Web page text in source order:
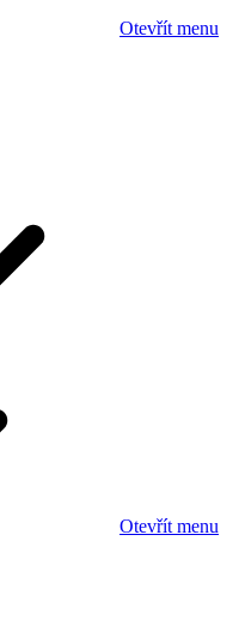
Otevřít menu
Otevřít menu